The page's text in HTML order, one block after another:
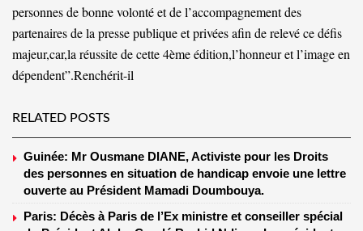
personnes de bonne volonté et de l’accompagnement des
partenaires de la presse publique et privées afin de relevé ce défis
majeur,car,la réussite de cette 4ème édition,l’honneur et l’image en
dépendent”.Renchérit-il
RELATED POSTS
Guinée: Mr Ousmane DIANE, Activiste pour les Droits
des personnes en situation de handicap envoie une lettre
ouverte au Président Mamadi Doumbouya.
Paris: Décès à Paris de l’Ex ministre et conseiller spécial